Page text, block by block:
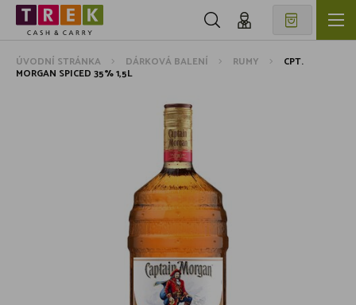
ÚVODNÍ STRÁNKA DÁRKOVÁ BALENÍ RUMY CPT.
MORGAN SPICED 35% 1,5L